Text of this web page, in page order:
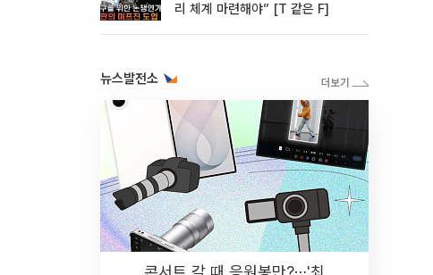
리 체계 마련해야” [T 같은 F]
뉴스발전소